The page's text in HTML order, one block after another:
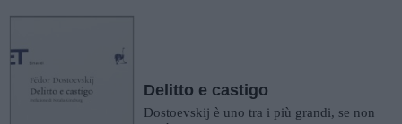
Delitto e castigo
Dostoevskij è uno tra i più grandi, se non